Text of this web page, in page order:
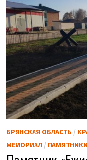
БРЯНСКАЯ ОБЛАСТЬ /
МЕМОРИАЛ/ ПАМЯТНИКИ